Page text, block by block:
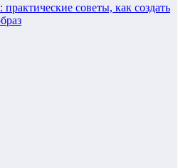
советы, как создать